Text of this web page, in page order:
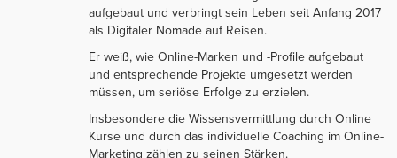
aufgebaut und verbringt sein Leben seit Anfang 2017
als Digitaler Nomade auf Reisen.
Er weiß, wie Online-Marken und -Profile aufgebaut
und entsprechende Projekte umgesetzt werden
müssen, um seriöse Erfolge zu erzielen.
Insbesondere die Wissensvermittlung durch Online
Kurse und durch das individuelle Coaching im Online-
Marketing zählen zu seinen Stärken.